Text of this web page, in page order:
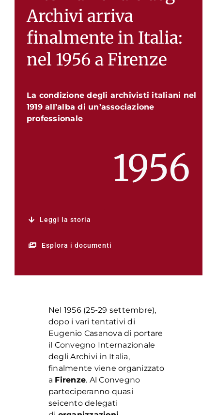
Archivi arriva
finalmente in Italia:
nel 1956 a Firenze
La condizione degli archivisti italiani nel
1919 all’alba di un’associazione
professionale
1956
Leggi la storia
Esplora i documenti
Nel 1956 (25-29 settembre),
dopo i vari tentativi di
Eugenio Casanova di portare
il Convegno Internazionale
degli Archivi in Italia,
finalmente viene organizzato
a Firenze. Al Convegno
parteciperanno quasi
seicento delegati